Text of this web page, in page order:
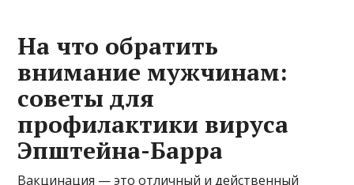
На что обратить
внимание мужчинам:
советы для
профилактики вируса
Эпштейна-Барра
Вакцинация — это отличный и действенный